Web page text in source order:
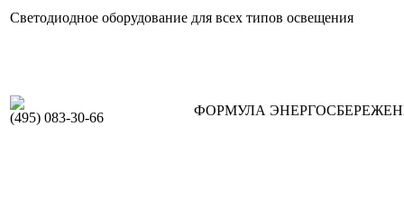
Светодиодное оборудование для всех типов освещения
(495) 083-30-66 ФОРМУЛА